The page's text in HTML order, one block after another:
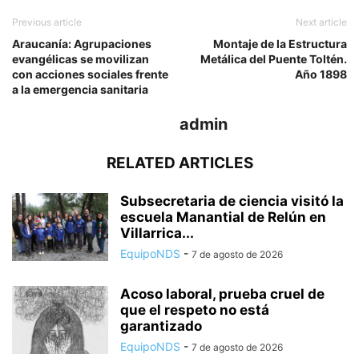
Previous article
Araucanía: Agrupaciones
evangélicas se movilizan
con acciones sociales frente
a la emergencia sanitaria
Next article
Montaje de la Estructura
Metálica del Puente Toltén.
Año 1898
admin
RELATED ARTICLES
Subsecretaria de ciencia visitó la
escuela Manantial de Relún en
Villarrica...
EquipoNDS - 7 de agosto de 2026
Acoso laboral, prueba cruel de
que el respeto no está
garantizado
EquipoNDS - 7 de agosto de 2026